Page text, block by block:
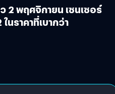
2 พฤศจิกายน เซนเซอร์
นราคาที่เบากว่า